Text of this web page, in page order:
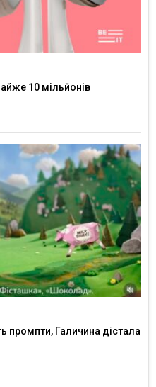
10 мільйонів
промпти, Галичина дістала